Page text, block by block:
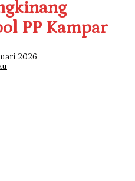
PP Kampar
2026